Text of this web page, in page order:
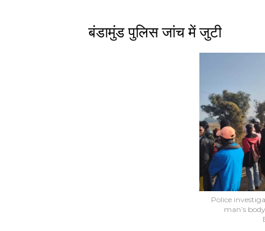
बंडामुंड पुलिस जांच में जुटी
Police
man’s